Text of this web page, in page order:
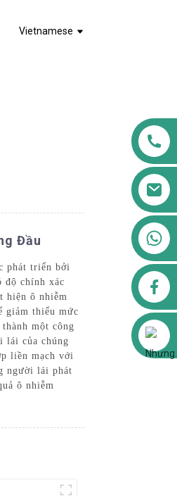
Vietnamese
airppb123@gmail.com
Đầu
phát triển bởi
độ chính xác
hiện ô nhiễm
giảm thiểu mức
một công
lái của chúng
liền mạch với
người lái phát
ô nhiễm